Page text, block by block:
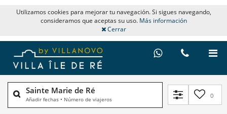
Utilizamos cookies para mejorar tu navegación. Si sigues navegando,
consideramos que aceptas su uso. Más información
Cerrar
Sainte Marie de Ré
Añadir fechas • Número de viajeros 0